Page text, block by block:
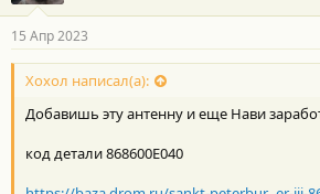
15 Апр 2023
Хохол написал(а):
Добавишь эту антенну и еще Нави
код детали 868600E040